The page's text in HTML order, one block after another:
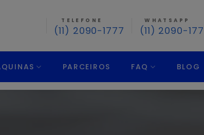
TELEFONE
(11) 2090-1777
WHATSAPP
(11) 2090-
PARCEIROS FAQ BLOG